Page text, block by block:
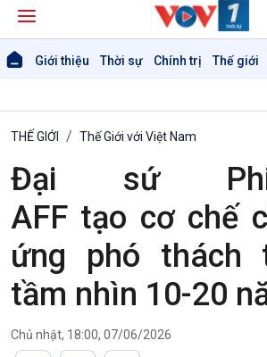
Giới thiệu Thời sự Chính trị Thế giới
THẾ GIỚI Thế Giới với Việt Nam
Đại sứ
AFF tạo cơ chế
ứng phó thách
tầm nhìn 10-20
Chủ nhật, 18:00, 07/06/2026